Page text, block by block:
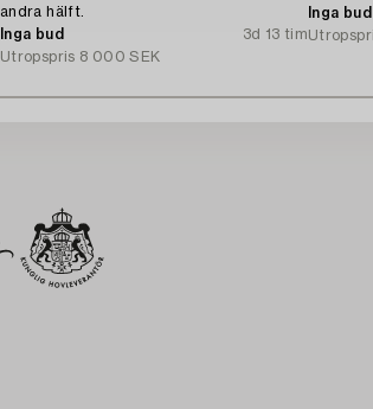
andra hälft.
Inga bud
3d 13 tim
Utropspris 8 000 SEK
Inga bud